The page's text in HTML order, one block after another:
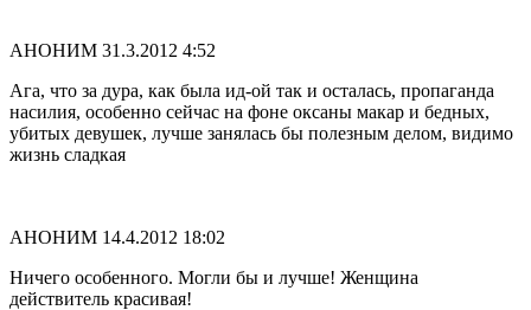
АНОНИМ 31.3.2012 4:52
Ага, что за дура, как была ид-ой так и осталась, пропаганда
насилия, особенно сейчас на фоне оксаны макар и бедных,
убитых девушек, лучше занялась бы полезным делом, видимо
жизнь сладкая
АНОНИМ 14.4.2012 18:02
Ничего особенного. Могли бы и лучше! Женщина
действитель красивая!